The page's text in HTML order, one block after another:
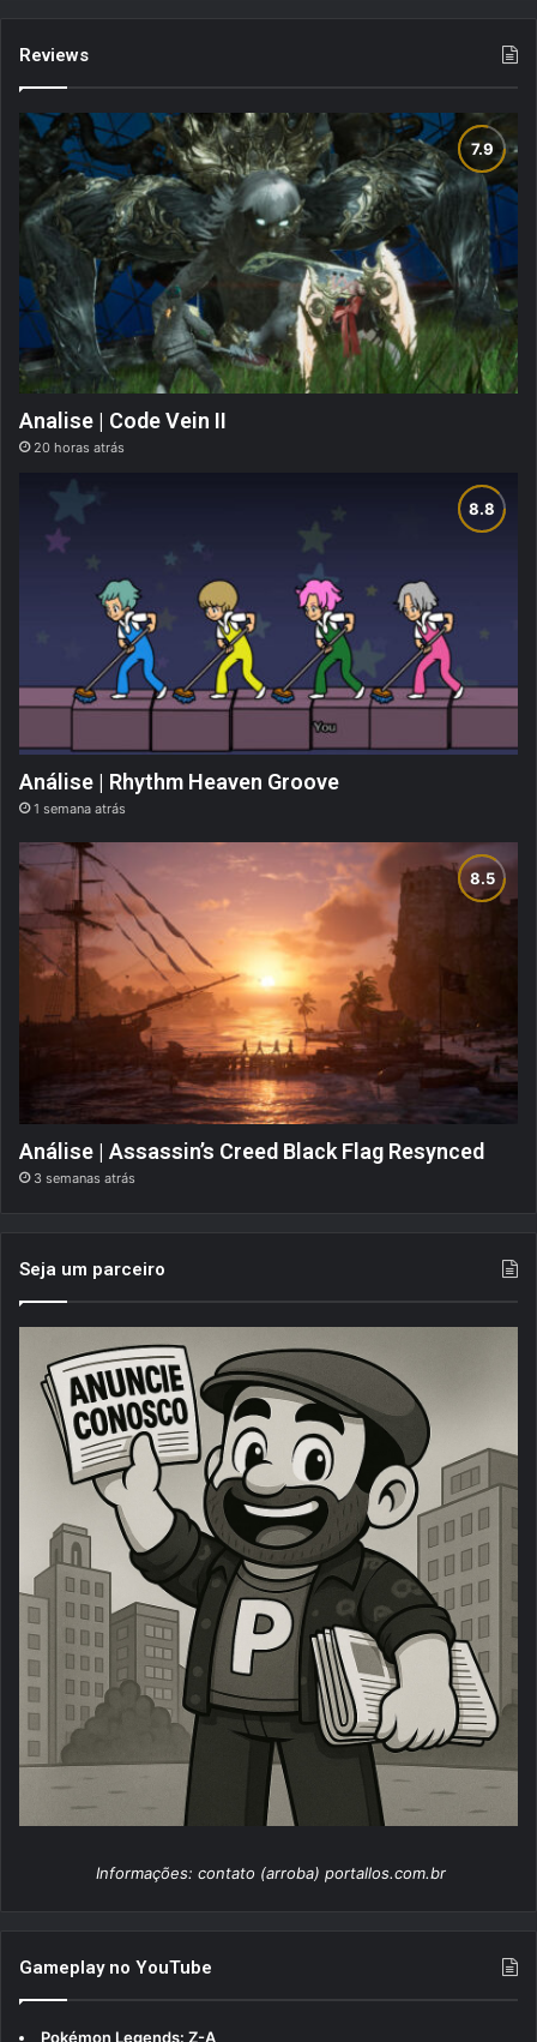
Reviews
Analise | Code Vein II
20 horas atrás
Análise | Rhythm Heaven Groove
1 semana atrás
Análise | Assassin’s Creed Black Flag Resynced
3 semanas atrás
Seja um parceiro
Informações: contato (arroba) portallos.com.br
Gameplay no YouTube
Pokémon Legends: Z-A